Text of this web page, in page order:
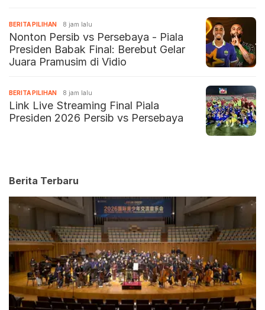
BERITA PILIHAN 8 jam lalu
Nonton Persib vs Persebaya - Piala
Presiden Babak Final: Berebut Gelar
Juara Pramusim di Vidio
BERITA PILIHAN 8 jam lalu
Link Live Streaming Final Piala
Presiden 2026 Persib vs Persebaya
Berita Terbaru